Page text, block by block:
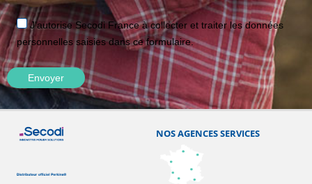
J'autorise Secodi France à collecter et traiter les données
personnelles saisies dans ce formulaire.
NOS AGENCES SERVICES